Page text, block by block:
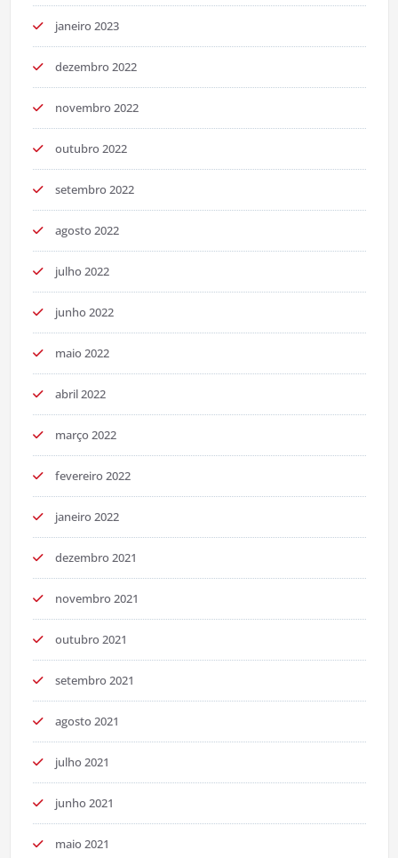
janeiro 2023
dezembro 2022
novembro 2022
outubro 2022
setembro 2022
agosto 2022
julho 2022
junho 2022
maio 2022
abril 2022
março 2022
fevereiro 2022
janeiro 2022
dezembro 2021
novembro 2021
outubro 2021
setembro 2021
agosto 2021
julho 2021
junho 2021
maio 2021